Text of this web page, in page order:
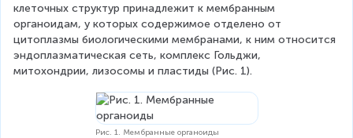
клеточных структур принадлежит к мембранным
органоидам, у которых содержимое отделено от
цитоплазмы биологическими мембранами, к ним относится
эндоплазматическая сеть, комплекс Гольджи,
митохондрии, лизосомы и пластиды (Рис. 1).
Рис. 1. Мембранные органоиды